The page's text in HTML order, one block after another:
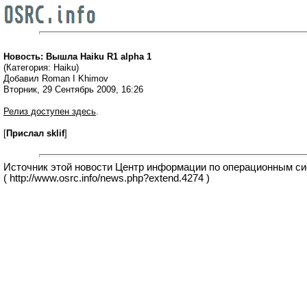
Новость: Вышла Haiku R1 alpha 1
(Категория: Haiku)
Добавил Roman I Khimov
Вторник, 29 Сентябрь 2009, 16:26
Релиз доступен здесь
[Прислал sklif]
Источник этой новости Центр информации по операционным
( http://www.osrc.info/news.php?extend.4274 )